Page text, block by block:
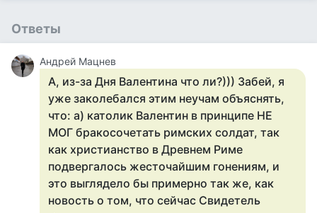
Ответы
Андрей Мацнев
А, из-за Дня Валентина что ли?))) Забей, я
уже заколебался этим неучам объяснять,
что: а) католик Валентин в принципе НЕ
МОГ бракосочетать римских солдат, так
как христианство в Древнем Риме
подвергалось жесточайшим гонениям, и
это выглядело бы примерно так же, как
новость о том, что сейчас Свидетель